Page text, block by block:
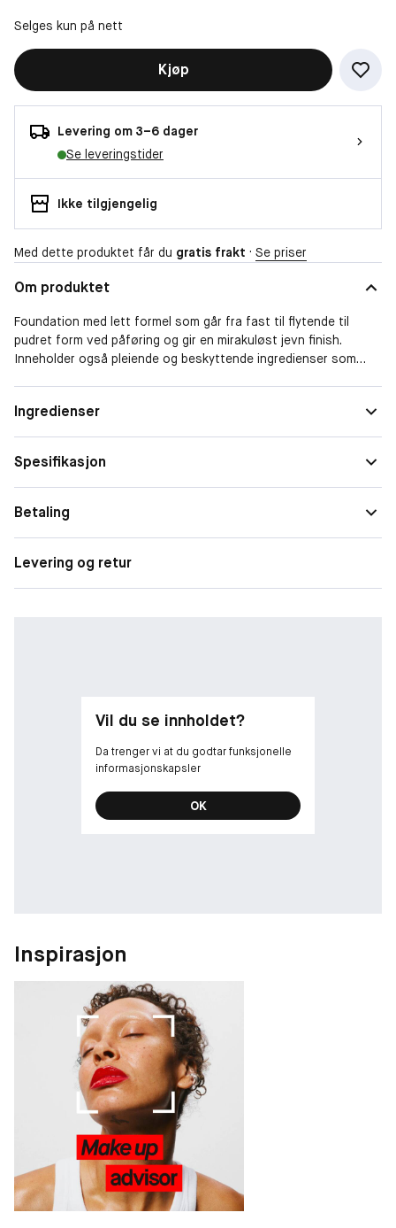
Selges kun på nett
Kjøp
Levering om 3–6 dager
Se leveringstider
Ikke tilgjengelig
Med dette produktet får du gratis frakt · Se priser
Om produktet
Foundation med lett formel som går fra fast til flytende til
pudret form ved påføring og gir en mirakuløst jevn finish.
Inneholder også pleiende og beskyttende ingredienser som
Solbeskyt
telse
Med solfaktor, SPF 30
Finish Naturlig
Form Kompakt, Flytende
Ingredienser
Spesifikasjon
Betaling
Levering og retur
Vil du se innholdet?
Da trenger vi at du godtar funksjonelle
informasjonskapsler
OK
Inspirasjon